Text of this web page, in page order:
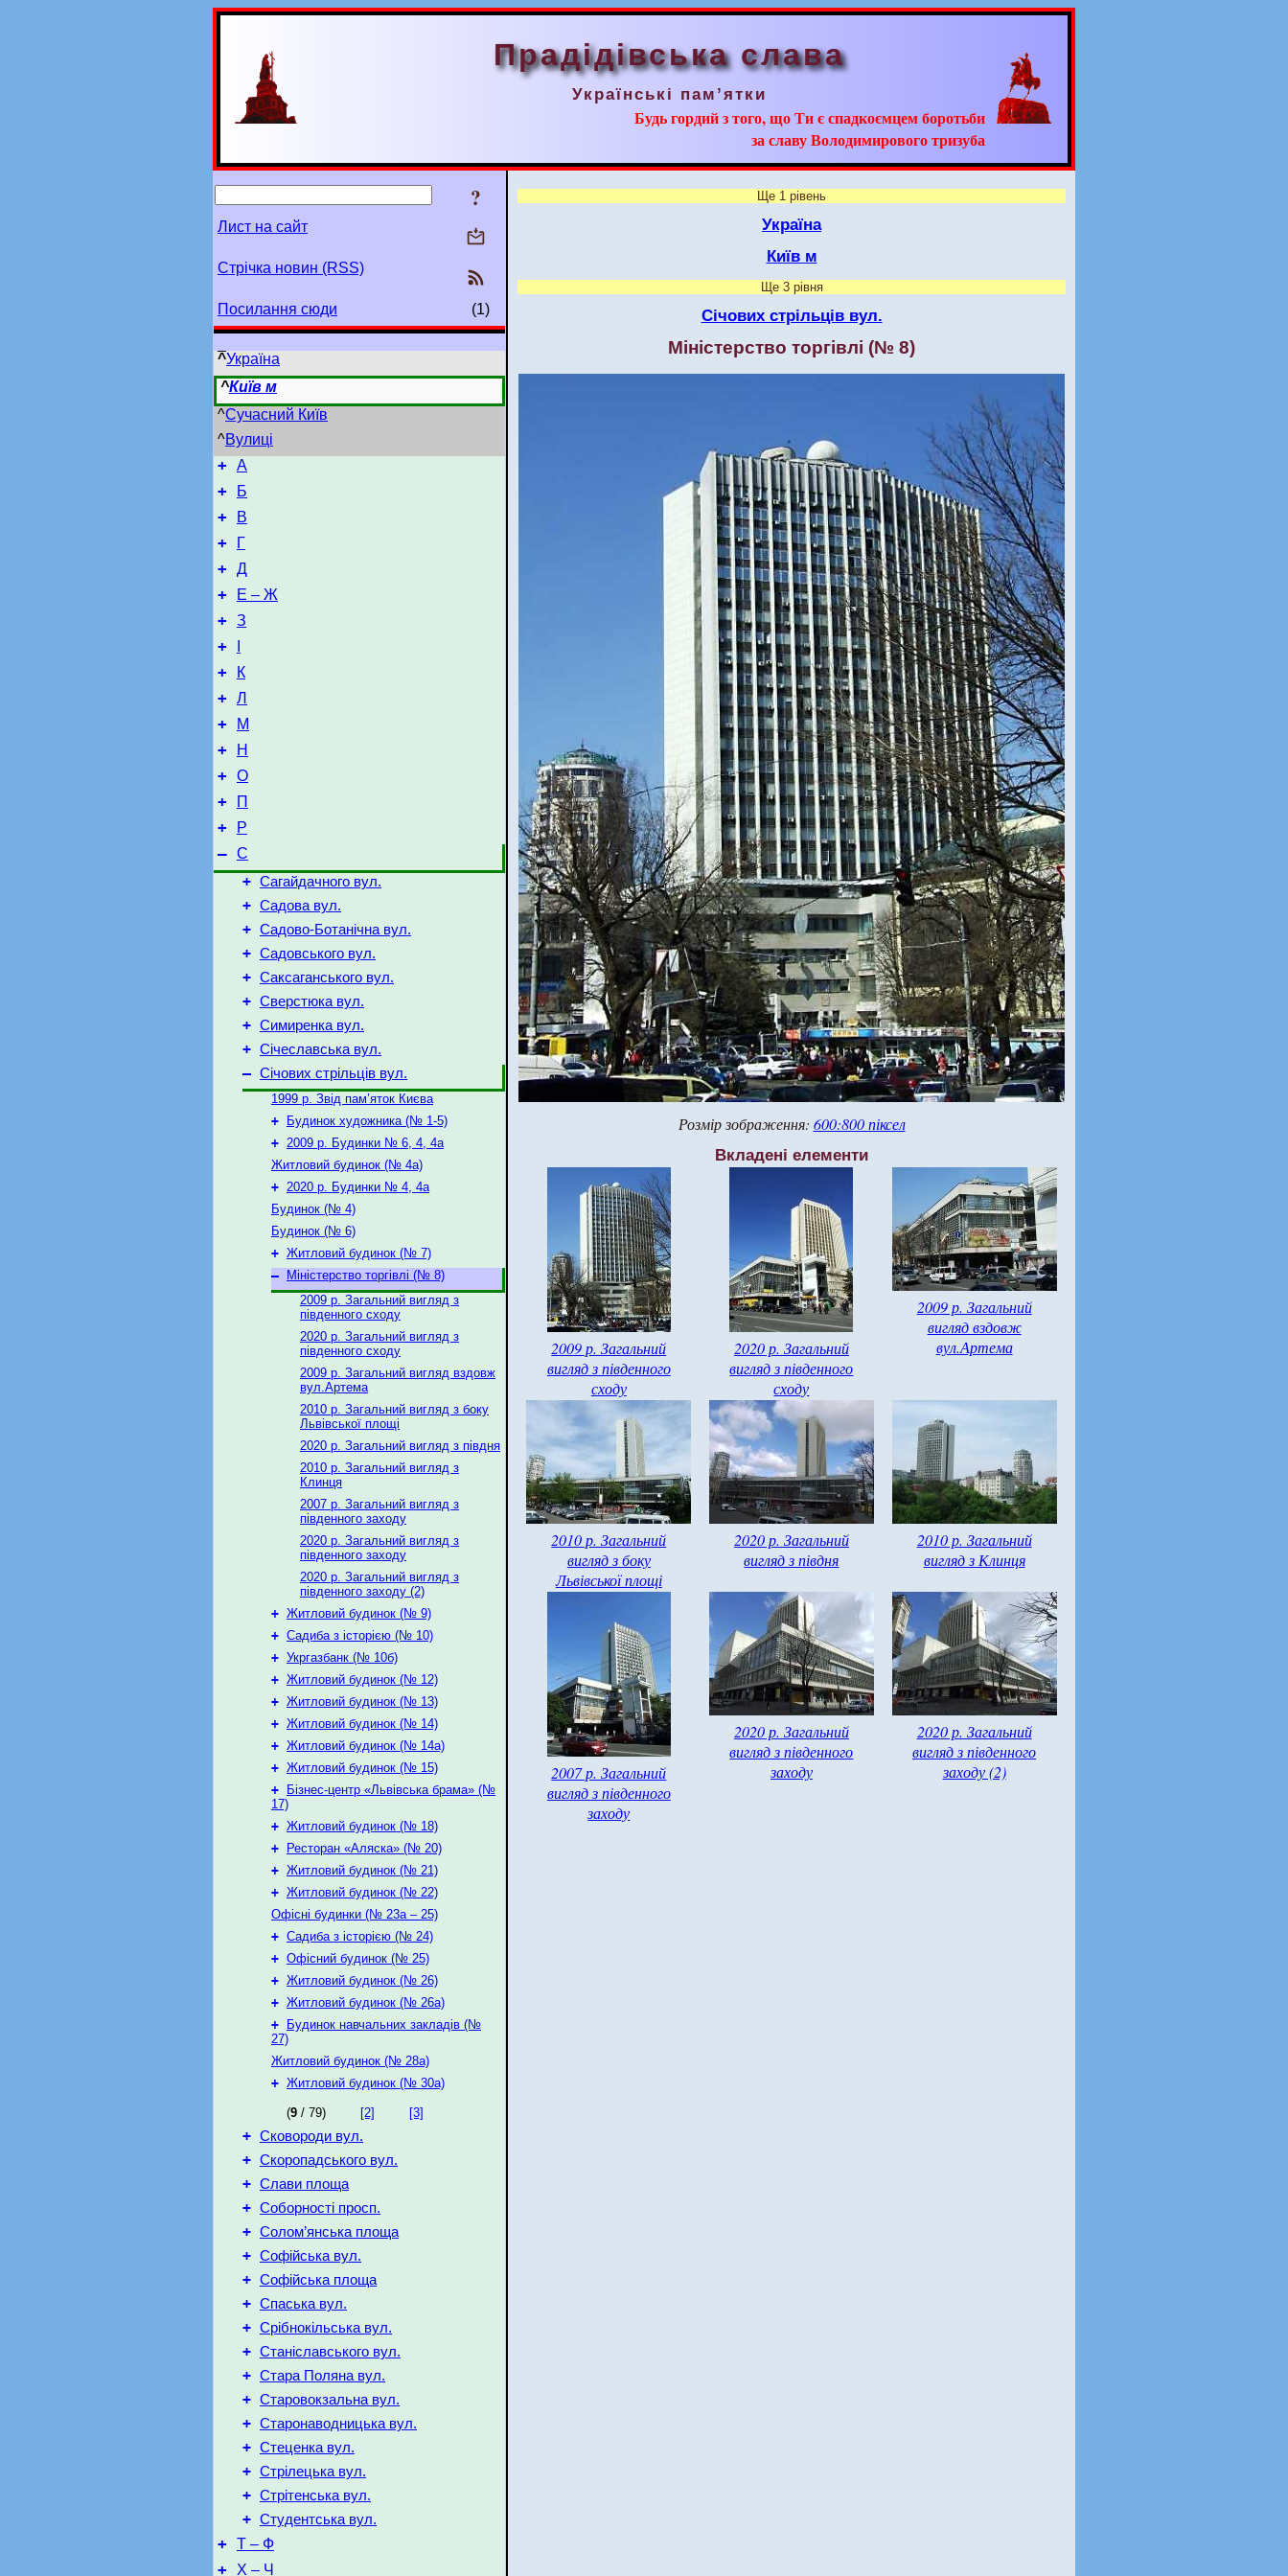
Прадідівська слава
Українські пам’ятки
Будь гордий з того, що Ти є спадкоємцем боротьби
за славу Володимирового тризуба
?
Лист на сайт
Стрічка новин (RSS)
Посилання сюди (1)
^Україна
^Київ м
^Сучасний Київ
^Вулиці
+ А
+ Б
+ В
+ Г
+ Д
+ Е – Ж
+ З
+
+ К
+ Л
+ М
+ Н
+ О
+ П
+ Р
– С
+ Сагайдачного вул.
+ Садова вул.
+ Садово-Ботанічна вул.
+ Садовського вул.
+ Саксаганського вул.
+ Сверстюка вул.
+ Симиренка вул.
+ Січеславська вул.
– Січових стрільців вул.
1999 р. Звід пам’яток Києва
+
Будинок художника (№ 1-5)
+ 2009 р. Будинки № 6, 4, 4а
Житловий будинок (№ 4а)
+ 2020 р. Будинки № 4, 4а
Будинок (№ 4)
Будинок (№ 6)
+ Житловий будинок (№ 7)
–
Міністерство торгівлі (№ 8)
2009 р. Загальний вигляд з
південного сходу
2020 р. Загальний вигляд з
південного сходу
2009 р. Загальний вигляд вздовж
вул.Артема
2010 р. Загальний вигляд з боку
Львівської площі
2020 р. Загальний вигляд з півдня
2010 р. Загальний вигляд з
Клинця
2007 р. Загальний вигляд з
південного заходу
2020 р. Загальний вигляд з
південного заходу
2020 р. Загальний вигляд з
південного заходу (2)
+ Житловий будинок (№ 9)
+ Садиба з історією (№ 10)
+ Укргазбанк (№ 10б)
+ Житловий будинок (№ 12)
+ Житловий будинок (№ 13)
+ Житловий будинок (№ 14)
+ Житловий будинок (№ 14а)
+ Житловий будинок (№ 15)
+
Бізнес-центр «Львівська брама» (№
17)
+ Житловий будинок (№ 18)
+
Ресторан «Аляска» (№ 20)
+ Житловий будинок (№ 21)
+ Житловий будинок (№ 22)
Офісні будинки (№ 23а – 25)
+ Садиба з історією (№ 24)
+ Офісний будинок (№ 25)
+ Житловий будинок (№ 26)
+ Житловий будинок (№ 26а)
+
Будинок навчальних закладів (№
27)
Житловий будинок (№ 28а)
+ Житловий будинок (№ 30а)
(9 / 79) [2] [3]
+ Сковороди вул.
+ Скоропадського вул.
+ Слави площа
+ Соборності просп.
+ Солом’янська площа
+ Софійська вул.
+ Софійська площа
+ Спаська вул.
+ Срібнокільська вул.
+ Станіславського вул.
+ Стара Поляна вул.
+ Старовокзальна вул.
+ Старонаводницька вул.
+ Стеценка вул.
+ Стрілецька вул.
+ Стрітенська вул.
+ Студентська вул.
+ Т – Ф
+ Х – Ч
Ще 1 рівень
Україна
Київ м
Ще 3 рівня
Січових стрільців вул.
Міністерство торгівлі (№ 8)
Розмір зображення: 600:800 піксел
Вкладені елементи
2009 р. Загальний
вигляд з південного
сходу
2020 р. Загальний
вигляд з південного
сходу
2009 р. Загальний
вигляд вздовж
вул.Артема
2010 р. Загальний
вигляд з боку
Львівської площі
2020 р. Загальний
вигляд з півдня
2010 р. Загальний
вигляд з Клинця
2007 р. Загальний
вигляд з південного
заходу
2020 р. Загальний
вигляд з південного
заходу
2020 р. Загальний
вигляд з південного
заходу (2)